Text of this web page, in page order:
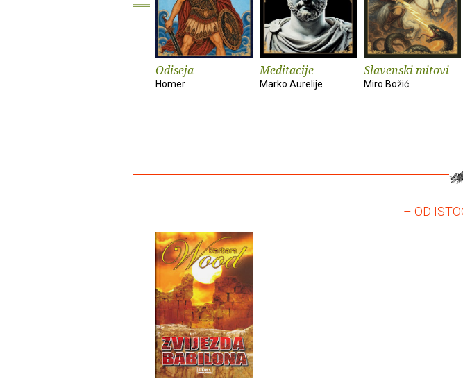
Odiseja
Homer
Meditacije
Marko Aurelije
Slavenski mitovi
Miro Božić
– OD